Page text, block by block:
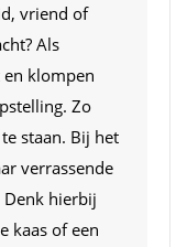
vriend of
Als
en klompen
Zo
staan. Bij het
verrassende
hierbij
kaas of een